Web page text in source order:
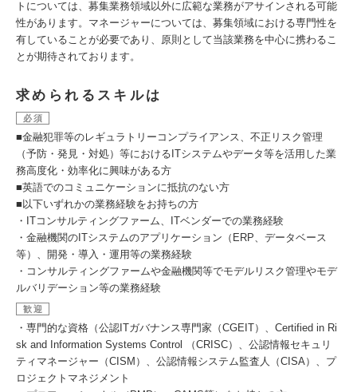
トについては、募集業務領域以外に広範な業務がアサインされる可能
性があります。マネージャーについては、募集領域における専門性を
有していることが必要であり、原則として当該業務を中心に携わるこ
とが期待されております。
求められるスキルは
必須
■金融犯罪等のレギュラトリーコンプライアンス、不正リスク管理
（予防・発見・対処）等におけるITシステムやデータ等を活用した業
務高度化・効率化に興味がある方
■英語でのコミュニケーションに抵抗のない方
■以下いずれかの業務経験をお持ちの方
・ITコンサルティングファーム、ITベンダーでの業務経験
・金融機関のITシステムのアプリケーション（ERP、データベース
等）、開発・導入・運用等の業務経験
・コンサルティングファームや金融機関等でモデルリスク管理やモデ
ルバリデーション等の業務経験
歓迎
・専門的な資格（公認ITガバナンス専門家（CGEIT）、Certified in Ri
sk and Information Systems Control （CRISC）、公認情報セキュリ
ティマネージャー（CISM）、公認情報システム監査人（CISA）、プ
ロジェクトマネジメント